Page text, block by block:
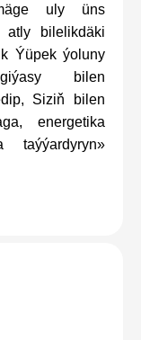
uly üns
atly bilelikdäki
Ýüpek ýoluny
bilen
Siziň bilen
energetika
taýýardyryn»